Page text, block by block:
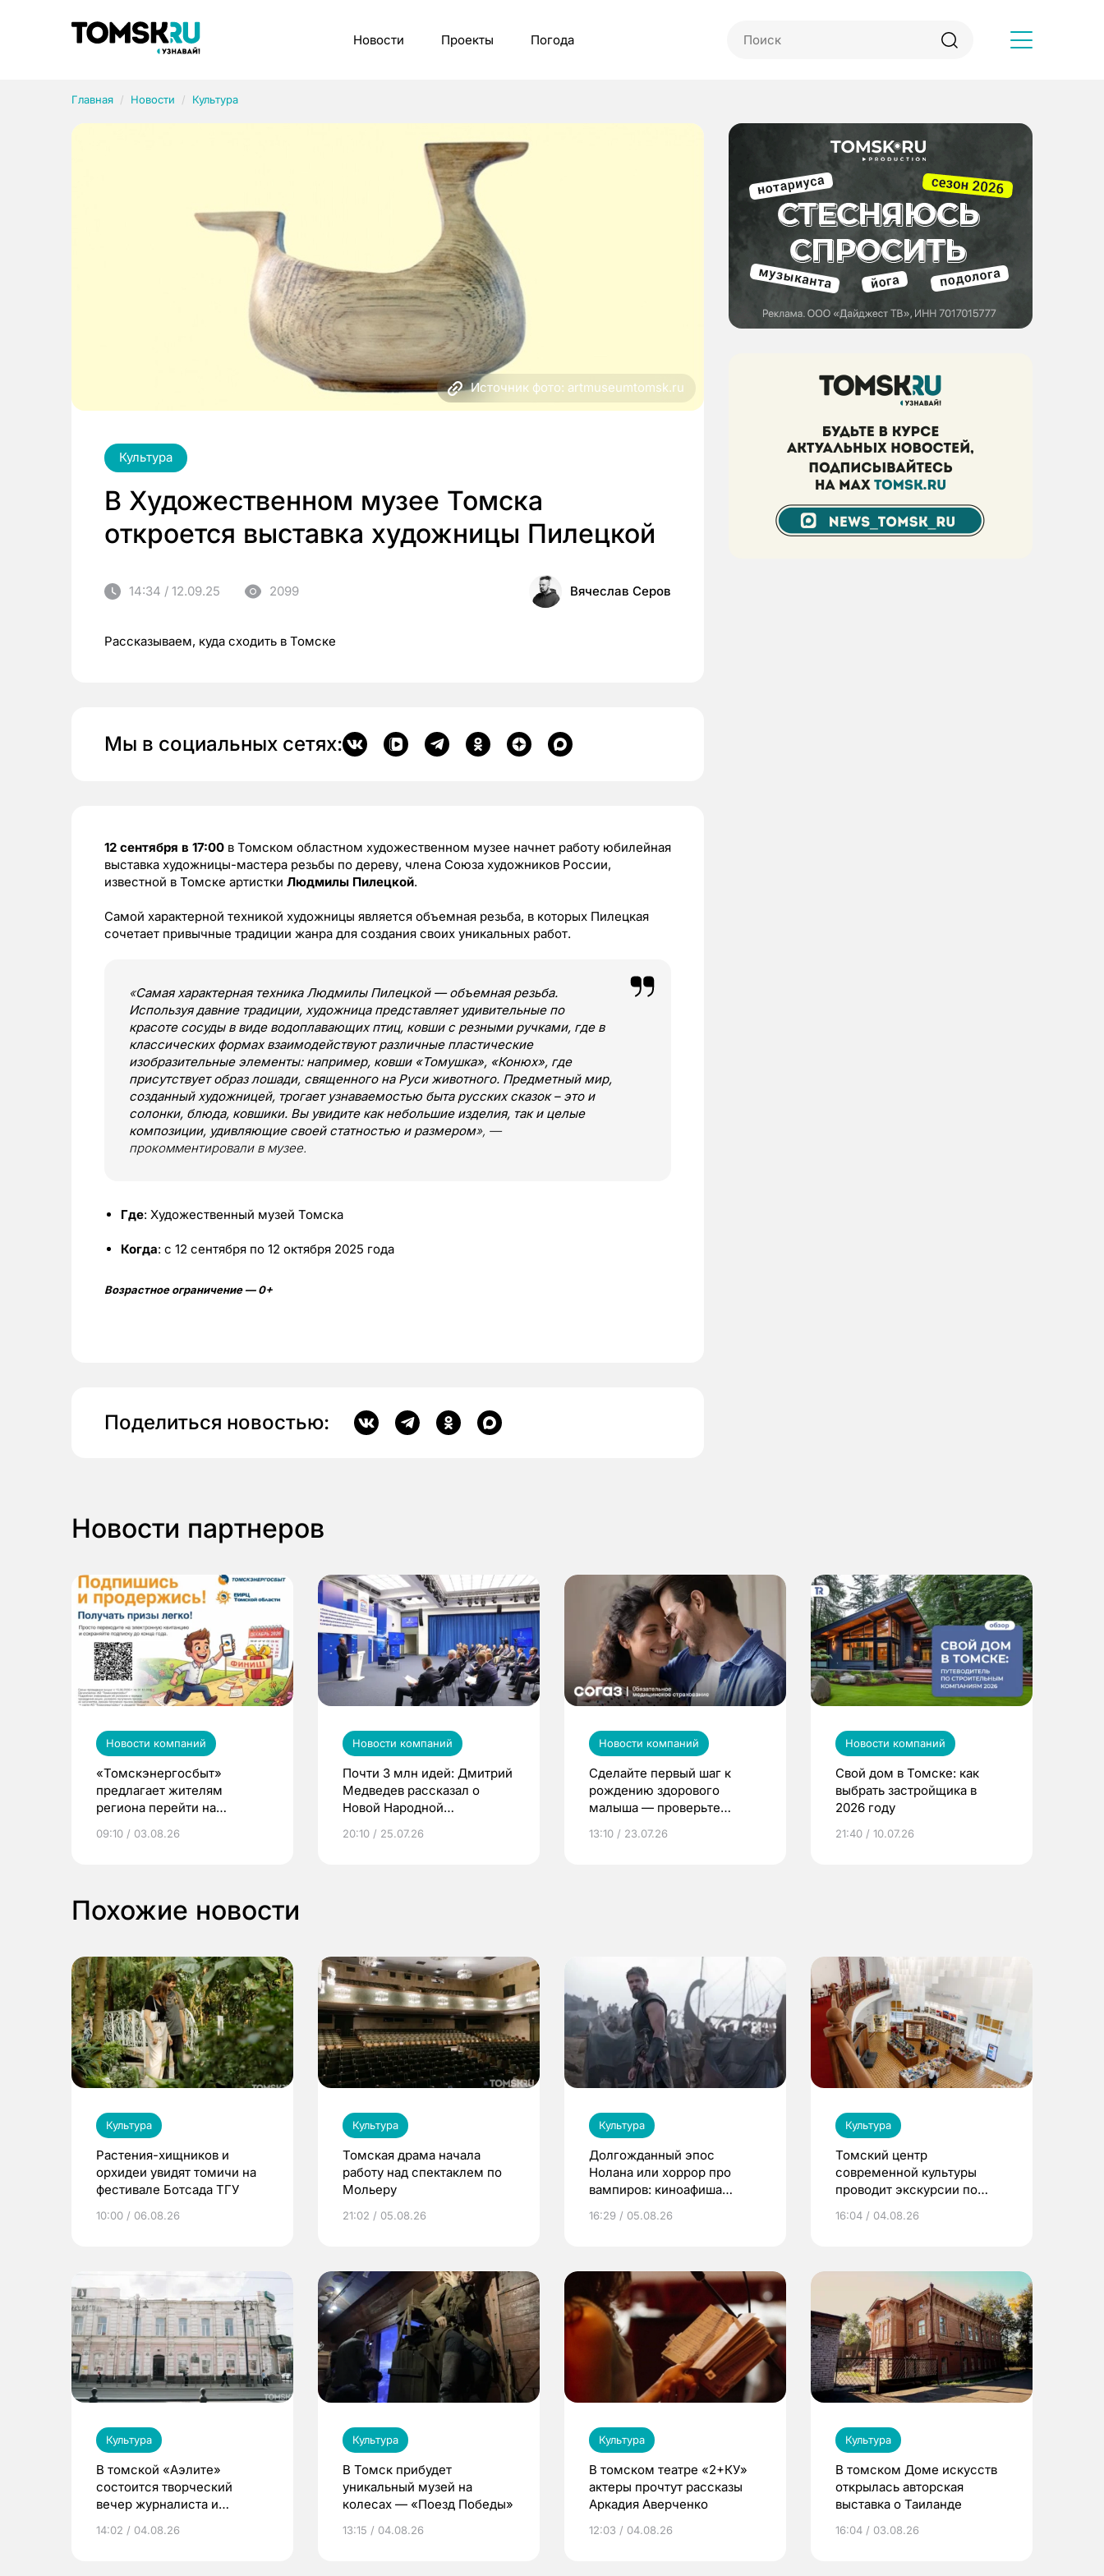
Новости Проекты Погода
Главная Новости Культура
Источник фото: artmuseumtomsk.ru
Культура
В Художественном музее Томска
откроется выставка художницы Пилецкой
14:34 / 12.09.25 2099 Вячеслав Серов
Рассказываем, куда сходить в Томске
Мы в социальных сетях:
12 сентября в 17:00 в Томском областном художественном музее начнет работу юбилейная
выставка художницы-мастера резьбы по дереву, члена Союза художников России,
известной в Томске артистки Людмилы Пилецкой.
Самой характерной техникой художницы является объемная резьба, в которых Пилецкая
сочетает привычные традиции жанра для создания своих уникальных работ.
«Самая характерная техника Людмилы Пилецкой — объемная резьба.
Используя давние традиции, художница представляет удивительные по
красоте сосуды в виде водоплавающих птиц, ковши с резными ручками, где в
классических формах взаимодействуют различные пластические
изобразительные элементы: например, ковши «Томушка», «Конюх», где
присутствует образ лошади, священного на Руси животного. Предметный мир,
созданный художницей, трогает узнаваемостью быта русских сказок – это и
солонки, блюда, ковшики. Вы увидите как небольшие изделия, так и целые
композиции, удивляющие своей статностью и размером», —
прокомментировали в музее.
Где: Художественный музей Томска
Когда: с 12 сентября по 12 октября 2025 года
Возрастное ограничение — 0+
Поделиться новостью:
Новости партнеров
Новости компаний
«Томскэнергосбыт»
предлагает жителям
региона перейти на
выиграть призы
09:10 / 03.08.26
Новости компаний
Почти 3 млн идей: Дмитрий
Медведев рассказал о
Новой Народной
20:10 / 25.07.26
Новости компаний
Сделайте первый шаг к
рождению здорового
малыша — проверьте
по ОМС!
13:10 / 23.07.26
Новости компаний
Свой дом в Томске: как
выбрать застройщика в
2026 году
21:40 / 10.07.26
Похожие новости
Культура
Растения-хищников и
орхидеи увидят томичи на
фестивале Ботсада ТГУ
10:00 / 06.08.26
Культура
Томская драма начала
работу над спектаклем по
Мольеру
21:02 / 05.08.26
Культура
Долгожданный эпос
Нолана или хоррор про
вампиров: киноафиша
16:29 / 05.08.26
Культура
Томский центр
современной культуры
проводит экскурсии по
16:04 / 04.08.26
Культура
В томской «Аэлите»
состоится творческий
вечер журналиста и
Никифорова
14:02 / 04.08.26
Культура
В Томск прибудет
уникальный музей на
колесах — «Поезд Победы»
13:15 / 04.08.26
Культура
В томском театре «2+КУ»
актеры прочтут рассказы
Аркадия Аверченко
12:03 / 04.08.26
Культура
В томском Доме искусств
открылась авторская
выставка о Таиланде
16:04 / 03.08.26
Рубрики